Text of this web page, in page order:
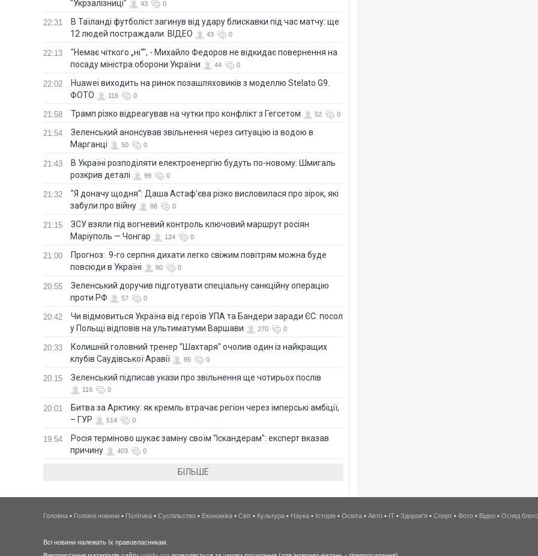
"Укрзалізниці"
43 0
22:31
В Таїланді футболіст загинув від удару блискавки під час матчу: ще
12 людей постраждали. ВІДЕО
43 0
22:13
"Немає чіткого „ні“", - Михайло Федоров не відкидає повернення на
посаду міністра оборони України
44 0
22:02
Huawei виходить на ринок позашляховиків з моделлю Stelato G9.
ФОТО
116 0
21:58 Трамп різко відреагував на чутки про конфлікт з Гегсетом 52 0
21:54
Зеленський анонсував звільнення через ситуацію із водою в
Марганці
50 0
21:43
В Україні розподіляти електроенергію будуть по-новому: Шмигаль
розкрив деталі
99 0
21:32
"Я доначу щодня": Даша Астаф'єва різко висловилася про зірок, які
забули про війну
88 0
21:15
ЗСУ взяли під вогневий контроль ключовий маршрут росіян
Маріуполь — Чонгар
124 0
21:00
Прогноз: 9-го серпня дихати легко свіжим повітрям можна буде
повсюди в Україні
80 0
20:55
Зеленський доручив підготувати спеціальну санкційну операцію
проти РФ
57 0
20:42
Чи відмовиться Україна від героїв УПА та Бандери заради ЄС: посол
у Польщі відповів на ультиматуми Варшави
270 0
20:33
Колишній головний тренер "Шахтаря" очолив один із найкращих
клубів Саудівської Аравії
85 0
20:15 Зеленський підписав укази про звільнення ще чотирьох послів
116 0
20:01
Битва за Арктику: як кремль втрачає регіон через імперські амбіції,
– ГУР
514 0
19:54
Росія терміново шукає заміну своїм "Іскандерам": експерт вказав
причину
403 0
БІЛЬШЕ
Головна • Головні новини • Політика • Суспільство • Економіка • Світ • Культура • Наука • Історія • Освіта • Авто • IT • Здоров'я • Спорт • Фото • Відео • Огляд
Всі новини належать їх правовласникам.